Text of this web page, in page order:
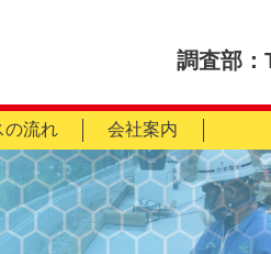
の流れ 会社案内
調査部：